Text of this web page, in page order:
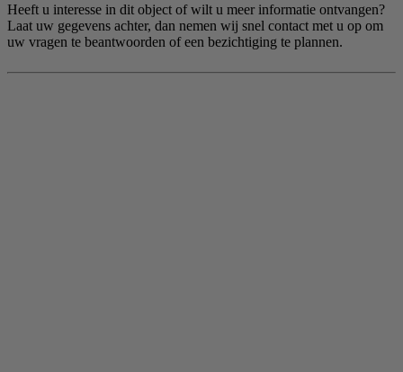
Heeft u interesse in dit object of wilt u meer informatie ontvangen?
Laat uw gegevens achter, dan nemen wij snel contact met u op om
uw vragen te beantwoorden of een bezichtiging te plannen.